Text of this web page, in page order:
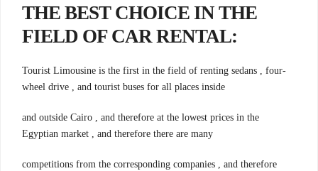
THE BEST CHOICE IN THE
FIELD OF CAR RENTAL:
Tourist Limousine is the first in the field of renting sedans , four-
wheel drive , and tourist buses for all places inside
and outside Cairo , and therefore at the lowest prices in the
Egyptian market , and therefore there are many
competitions from the corresponding companies , and therefore